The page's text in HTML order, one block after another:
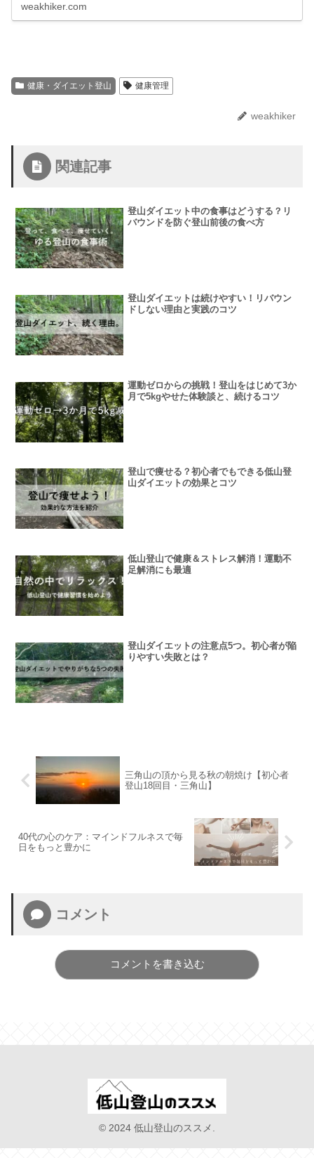
weakhiker.com
健康・ダイエット登山 健康管理
weakhiker
関連記事
登山ダイエット中の食事はどうする？リ
バウンドを防ぐ登山前後の食べ方
登山ダイエットは続けやすい！リバウン
ドしない理由と実践のコツ
運動ゼロからの挑戦！登山をはじめて3か
月で5kgやせた体験談と、続けるコツ
登山で痩せる？初心者でもできる低山登
山ダイエットの効果とコツ
低山登山で健康＆ストレス解消！運動不
足解消にも最適
登山ダイエットの注意点5つ。初心者が陥
りやすい失敗とは？
三角山の頂から見る秋の朝焼け【初心者
登山18回目・三角山】
40代の心のケア：マインドフルネスで毎
日をもっと豊かに
コメント
コメントを書き込む
© 2024 低山登山のススメ.